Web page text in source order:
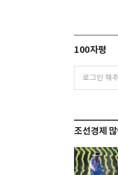
100자평
조선경제